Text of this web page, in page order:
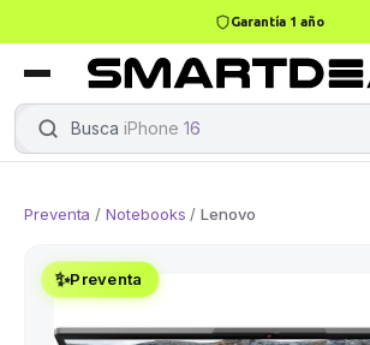
Garantía 1 año
Busca iPhone 16
Preventa /Notebooks /Lenovo
✨Preventa